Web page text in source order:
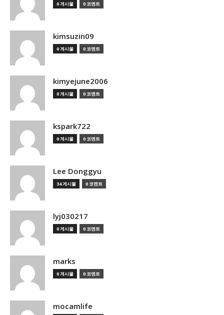
0 게시물 0 코멘트
kimsuzin09
0 게시물 0 코멘트
kimyejune2006
0 게시물 0 코멘트
kspark722
0 게시물 0 코멘트
Lee Donggyu
34 게시물 0 코멘트
lyj030217
0 게시물 0 코멘트
marks
0 게시물 0 코멘트
mocamlife